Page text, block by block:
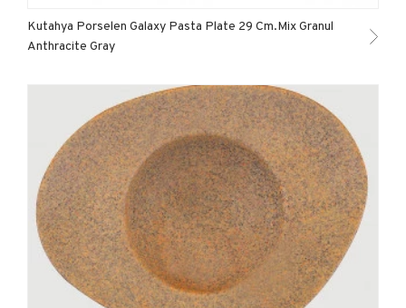
Kutahya Porselen Galaxy Pasta Plate 29 Cm.Mix Granul
Anthracite Gray